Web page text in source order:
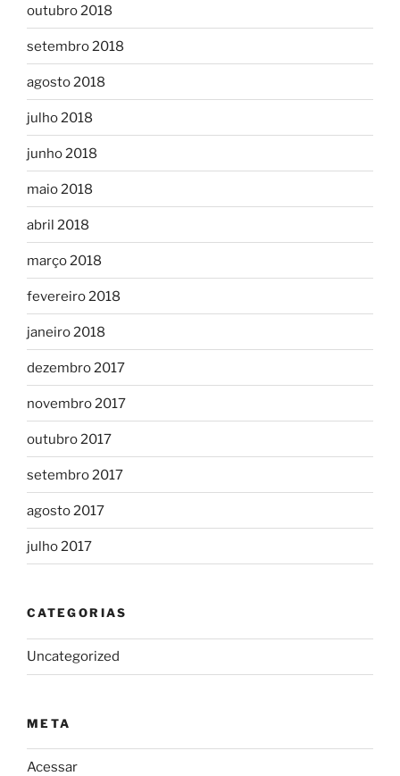
outubro 2018
setembro 2018
agosto 2018
julho 2018
junho 2018
maio 2018
abril 2018
março 2018
fevereiro 2018
janeiro 2018
dezembro 2017
novembro 2017
outubro 2017
setembro 2017
agosto 2017
julho 2017
CATEGORIAS
Uncategorized
META
Acessar